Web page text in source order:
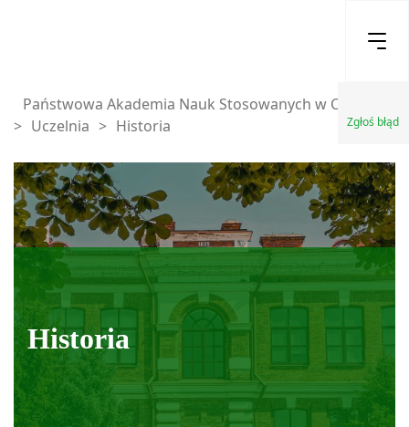
Zgłoś błąd
Państwowa Akademia Nauk Stosowanych w Chełmie
> Uczelnia > Historia
Historia